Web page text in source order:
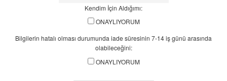
Kendim İçin Aldığımı:
ONAYLIYORUM
Bilgilerin hatalı olması durumunda iade süresinin 7-14 iş günü arasında
olabileceğini:
ONAYLIYORUM